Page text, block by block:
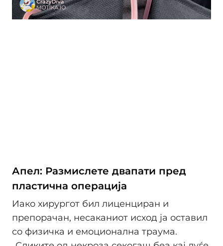
Апел: Размислете двапати пред
пластична операција
Иако хирургот бил лиценциран и
препорачан, несаканиот исход ја оставил
со физичка и емоционална траума.